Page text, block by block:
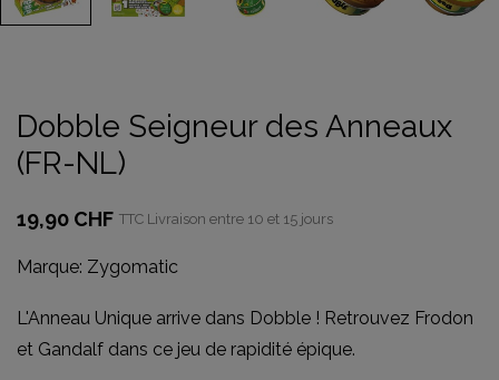
Dobble Seigneur des Anneaux
(FR-NL)
19,90 CHF TTC Livraison entre 10 et 15 jours
Marque: Zygomatic
L'Anneau Unique arrive dans Dobble ! Retrouvez Frodon
et Gandalf dans ce jeu de rapidité épique.